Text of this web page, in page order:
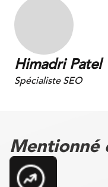
Himadri Patel
Spécialiste SEO
Mentionné